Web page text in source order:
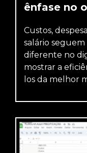
ênfase no
Custos,
salário
diferente no
mostrar a
los da melhor